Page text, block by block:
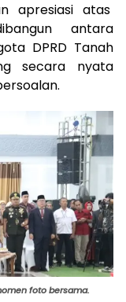
apresiasi atas
antara
DPRD Tanah
secara nyata
foto bersama.